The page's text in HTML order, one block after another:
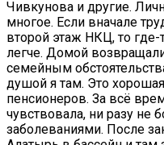
Чивкунова и другие.
многое. Если вначале
второй этаж НКЦ, то где-
легче. Домой
семейным
душой я там. Это
пенсионеров. За всё
чувствовала, ни разу не
заболеваниями. После